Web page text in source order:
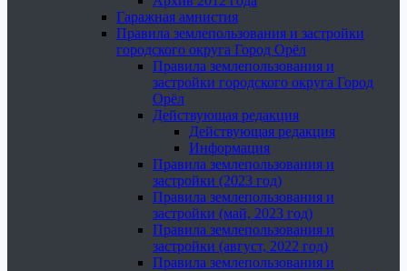
Гаражная амнистия
Правила землепользования и застройки
городского округа Город Орёл
Правила землепользования и
застройки городского округа Город
Орёл
Действующая редакция
Действующая редакция
Информация
Правила землепользования и
застройки (2023 год)
Правила землепользования и
застройки (май, 2023 год)
Правила землепользования и
застройки (август, 2022 год)
Правила землепользования и